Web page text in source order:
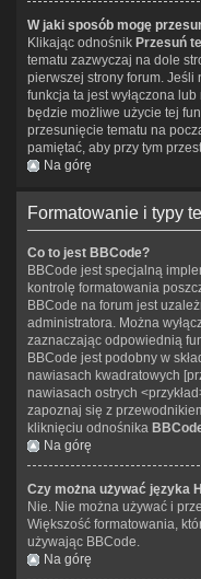
W jaki sposób mogę
Klikając odnośnik Przesuń
tematu zazwyczaj na dole
pierwszej strony forum. Jeśli
funkcja ta jest wyłączona
będzie możliwe użycie tej
przesunięcie tematu na
pamiętać, aby przy tym
Na górę
Formatowanie i typy
Co to jest BBCode?
BBCode jest specjalną
kontrolę formatowania
BBCode na forum jest
administratora. Można
zaznaczając odpowiednią
BBCode jest podobny w
nawiasach kwadratowych
nawiasach ostrych
zapoznaj się z
kliknięciu odnośnika
Na górę
Czy można używać języka
Nie. Nie można używać i
Większość formatowania,
używając BBCode.
Na górę